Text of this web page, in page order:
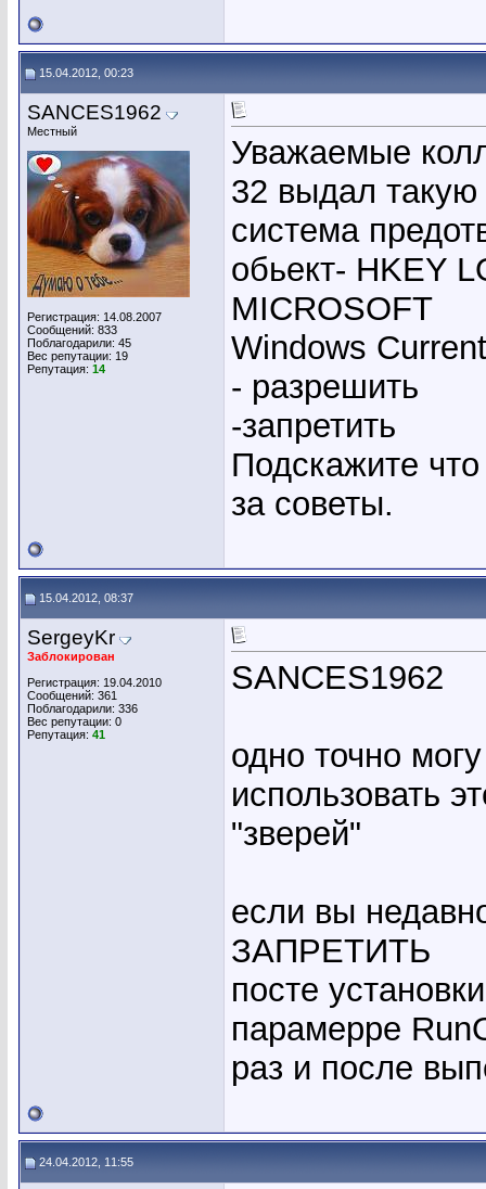
15.04.2012, 00:23
SANCES1962
Местный
Регистрация: 14.08.2007
Сообщений: 833
Поблагодарили: 45
Вес репутации: 19
Репутация: 14
Уважаемые
32 выдал
система
обьект- HKEY
MICROSOFT
Windows
- разрешить
-запретить
Подскажите
за советы.
15.04.2012, 08:37
SergeyKr
Заблокирован
Регистрация: 19.04.2010
Сообщений: 361
Поблагодарили: 336
Вес репутации: 0
Репутация: 41
SANCES1962
одно точно
использовать
"зверей"
если вы
ЗАПРЕТИТЬ
посте
парамерре
раз и после
24.04.2012, 11:55